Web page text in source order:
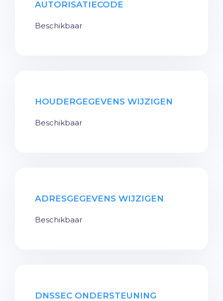
AUTORISATIECODE
Beschikbaar
HOUDERGEGEVENS WIJZIGEN
Beschikbaar
ADRESGEGEVENS WIJZIGEN
Beschikbaar
DNSSEC ONDERSTEUNING